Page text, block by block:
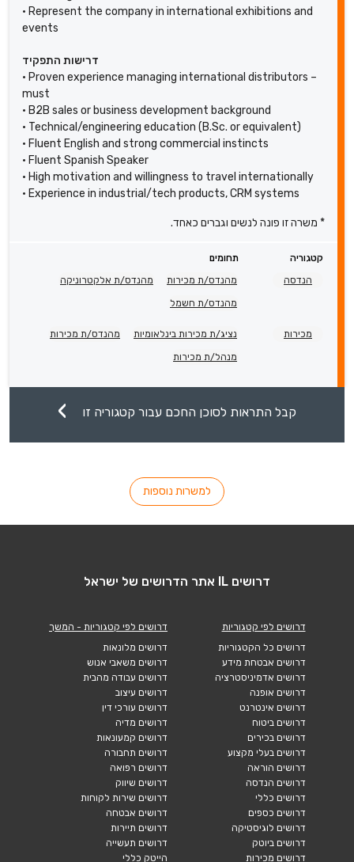
• Represent the company in international exhibitions and
events
דרישות התפקיד
• Proven experience managing international distributors –
must
• B2B sales or business development background
• Technical/engineering education (B.Sc. or equivalent)
• Fluent English and strong commercial instincts
• Fluent Spanish Speaker
• High motivation and willingness to travel internationally
• Experience in industrial/tech products, CRM systems
* משרה זו פונה לנשים וגברים כאחד.
קטגוריה
תחומים
הנדסה
מהנדס/ת מכירות מהנדס/ת אלקטרוניקה
מהנדס/ת חשמל
מכירות נציג/ת מכירות בינלאומיות מהנדס/ת מכירות
מנהל/ת מכירות
קבל התראות לסוכן החכם עבור קטגוריה זו
למשרות נוספות
דרושים IL אתר הדרושים של ישראל
דרושים לפי קטגוריות
דרושים כל הקטגוריות
דרושים אבטחת מידע
דרושים אדמיניסטרציה
דרושים אופנה
דרושים אינטרנט
דרושים ביטוח
דרושים בכירים
דרושים בעלי מקצוע
דרושים הוראה
דרושים הנדסה
דרושים כללי
דרושים כספים
דרושים לוגיסטיקה
דרושים ביוטק
דרושים מכירות
דרושים לפי קטגוריות - המשך
דרושים מלונאות
דרושים משאבי אנוש
דרושים עבודה מהבית
דרושים עיצוב
דרושים עורכי דין
דרושים מדיה
דרושים קמעונאות
דרושים תחבורה
דרושים רפואה
דרושים שיווק
דרושים שירות לקוחות
דרושים אבטחה
דרושים תיירות
דרושים תעשייה
הייטק כללי